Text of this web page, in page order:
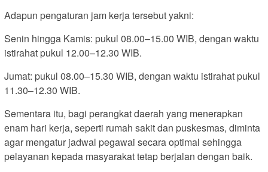
Adapun pengaturan jam kerja tersebut yakni:
Senin hingga Kamis: pukul 08.00–15.00 WIB, dengan waktu
istirahat pukul 12.00–12.30 WIB.
Jumat: pukul 08.00–15.30 WIB, dengan waktu istirahat pukul
11.30–12.30 WIB.
Sementara itu, bagi perangkat daerah yang menerapkan
enam hari kerja, seperti rumah sakit dan puskesmas, diminta
agar mengatur jadwal pegawai secara optimal sehingga
pelayanan kepada masyarakat tetap berjalan dengan baik.